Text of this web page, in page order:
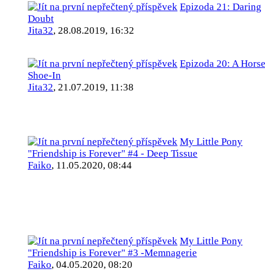
Epizoda 21: Daring
Doubt
Jita32, 28.08.2019, 16:32
Epizoda 20: A Horse
Shoe-In
Jita32, 21.07.2019, 11:38
My Little Pony
"Friendship is Forever" #4 - Deep Tissue
Faiko, 11.05.2020, 08:44
My Little Pony
"Friendship is Forever" #3 -Memnagerie
Faiko, 04.05.2020, 08:20